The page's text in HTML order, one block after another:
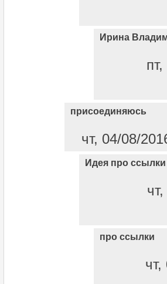
Ирина
присоединяюсь
чт, 04/08/
Идея про
про ссылки